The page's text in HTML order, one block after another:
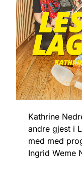
Kathrine
andre gjest i
med med
Ingrid Weme